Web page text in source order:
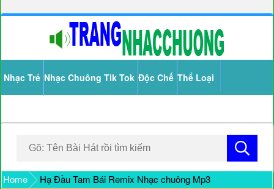
Nhạc Trẻ Nhạc Chuông Tik Tok Độc Chế Thể Loại
Home Hạ Đầu Tam Bái Remix Nhạc chuông Mp3